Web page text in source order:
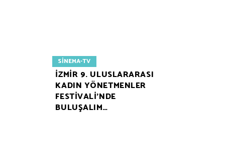
SINEMA-TV
İZMİR 9. ULUSLARARASI
KADIN YÖNETMENLER
FESTİVALİ’NDE
BULUŞALIM…